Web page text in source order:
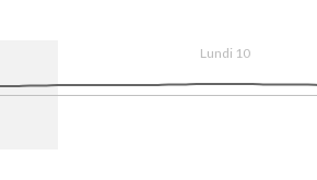
Lundi 10